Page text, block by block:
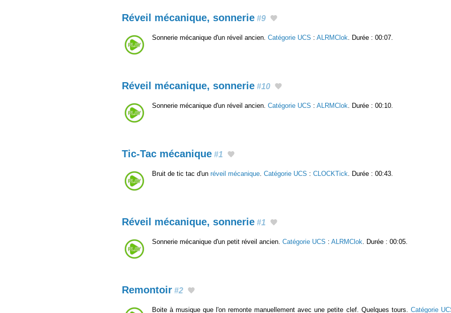
Réveil mécanique, sonnerie #9
Sonnerie mécanique d'un réveil ancien. Catégorie UCS : ALRMClok. Durée : 00:07.
Réveil mécanique, sonnerie #10
Sonnerie mécanique d'un réveil ancien. Catégorie UCS : ALRMClok. Durée : 00:10.
Tic-Tac mécanique #1
Bruit de tic tac d'un réveil mécanique Catégorie UCS : CLOCKTick . Durée : 00:43.
Réveil mécanique, sonnerie #1
Sonnerie mécanique d'un petit réveil ancien. Catégorie UCS : ALRMClok . Durée : 00:05.
Remontoir #2
Boite à musique que l'on remonte manuellement avec une petite clef. Quelques tours. Catégorie